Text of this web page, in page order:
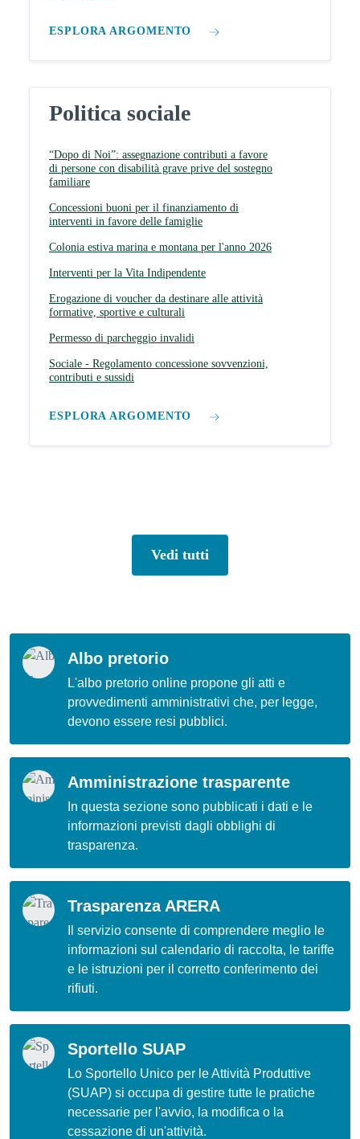
ESPLORA ARGOMENTO
Politica sociale
“Dopo di Noi”: assegnazione contributi a favore
di persone con disabilità grave prive del sostegno
familiare
Concessioni buoni per il finanziamento di
interventi in favore delle famiglie
Colonia estiva marina e montana per l'anno 2026
Interventi per la Vita Indipendente
Erogazione di voucher da destinare alle attività
formative, sportive e culturali
Permesso di parcheggio invalidi
Sociale - Regolamento concessione sovvenzioni,
contributi e sussidi
ESPLORA ARGOMENTO
Vedi tutti
Albo pretorio
L'albo pretorio online propone gli atti e
provvedimenti amministrativi che, per legge,
devono essere resi pubblici.
Amministrazione trasparente
In questa sezione sono pubblicati i dati e le
informazioni previsti dagli obblighi di
trasparenza.
Trasparenza ARERA
Il servizio consente di comprendere meglio le
informazioni sul calendario di raccolta, le tariffe
e le istruzioni per il corretto conferimento dei
rifiuti.
Sportello SUAP
Lo Sportello Unico per le Attività Produttive
(SUAP) si occupa di gestire tutte le pratiche
necessarie per l'avvio, la modifica o la
cessazione di un'attività.